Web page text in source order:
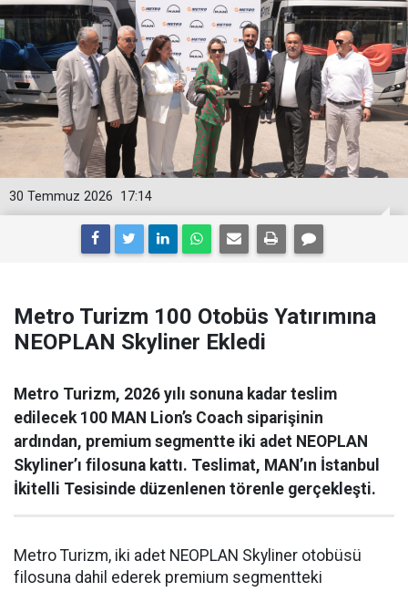
17:14
30 Temmuz 2026
Metro Turizm 100 Otobüs Yatırımına
NEOPLAN Skyliner Ekledi
Metro Turizm, 2026 yılı sonuna kadar teslim
edilecek 100 MAN Lion’s Coach siparişinin
ardından, premium segmentte iki adet NEOPLAN
Skyliner’ı filosuna kattı. Teslimat, MAN’ın İstanbul
İkitelli Tesisinde düzenlenen törenle gerçekleşti.
Metro Turizm, iki adet NEOPLAN Skyliner otobüsü
filosuna dahil ederek premium segmentteki